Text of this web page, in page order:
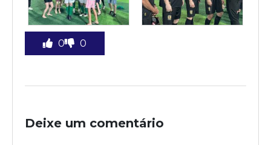
0 0
Deixe um comentário